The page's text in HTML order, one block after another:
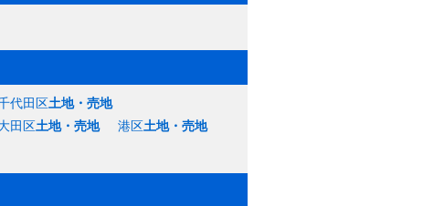
代田区土地・売地
田区土地・売地 港区土地・売地